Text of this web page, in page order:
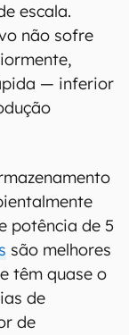
escala.
não sofre
— inferior
potência de 5
são melhores
têm quase o
de
de